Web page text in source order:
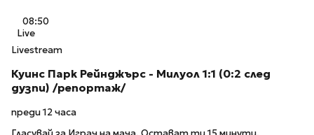
08:50
Live
Livestream
Куинс Парк Рейнджърс - Милуол 1:1 (0:2 след
дузпи) /репортаж/
преди 12 часа